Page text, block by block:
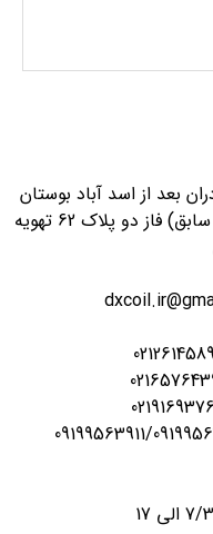
بعد از اسد آباد بوستان
چهارم شهرک صنعتی صباشهر (جوانزاد سابق) فاز دو پلاک 62 تهویه
الی 17